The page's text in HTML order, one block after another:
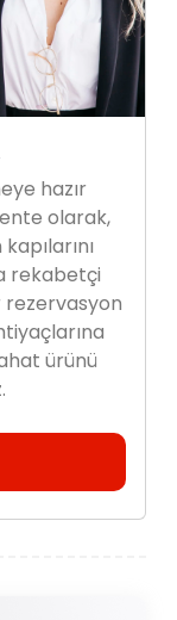
hazır
olarak,
rekabetçi
rezervasyon
ürünü